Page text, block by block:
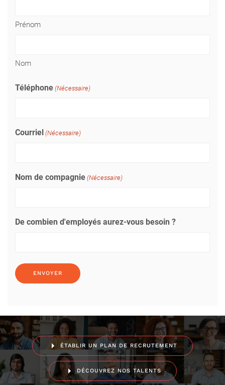
Prénom
Nom
Téléphone (Nécessaire)
Courriel (Nécessaire)
Nom de compagnie (Nécessaire)
De combien d'employés aurez-vous besoin ?
ÉTABLIR UN PLAN DE RECRUTEMENT
DÉCOUVREZ NOS TALENTS